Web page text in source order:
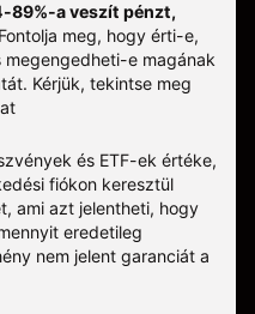
89%-a veszít pénzt,
meg, hogy érti-e,
megengedheti-e magának
Kérjük, tekintse meg
és ETF-ek értéke,
fiókon keresztül
ami azt jelentheti, hogy
eredetileg
nem jelent garanciát a